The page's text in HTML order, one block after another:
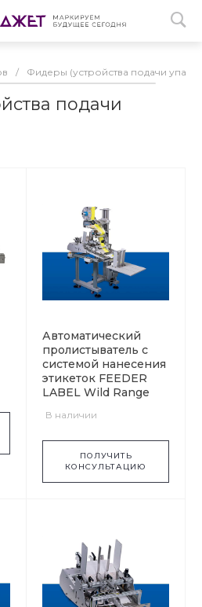
/ Фидеры (устройства подачи
подачи
Автоматический
пролистыватель с
системой нанесения
этикеток FEEDER
LABEL Wild Range
В наличии
ПОЛУЧИТЬ
КОНСУЛЬТАЦИЮ